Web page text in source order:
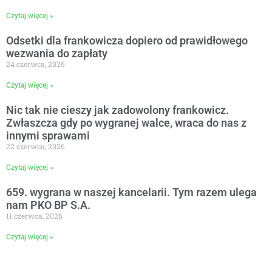
Czytaj więcej »
Odsetki dla frankowicza dopiero od prawidłowego
wezwania do zapłaty
24 czerwca, 2026
Czytaj więcej »
Nic tak nie cieszy jak zadowolony frankowicz.
Zwłaszcza gdy po wygranej walce, wraca do nas z
innymi sprawami
22 czerwca, 2026
Czytaj więcej »
659. wygrana w naszej kancelarii. Tym razem ulega
nam PKO BP S.A.
11 czerwca, 2026
Czytaj więcej »